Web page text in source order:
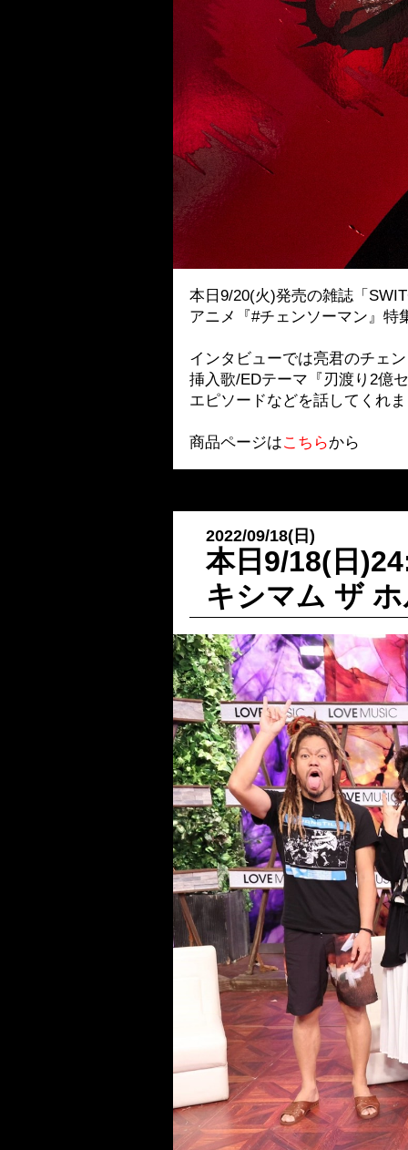
本日9/20(火)発売の雑誌「
アニメ『#チェンソーマン』特
インタビューでは亮君のチェ
挿入歌/EDテーマ『刃渡り2億
エピソードなどを話してくれ
商品ページはこちらから
2022/09/18(日)
本日9/18(日
キシマム ザ